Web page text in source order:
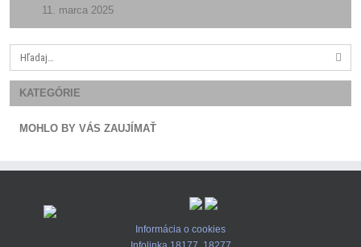
11. marca 2025
Search
KATEGÓRIE
MOHLO BY VÁS ZAUJÍMAŤ
Informácia o cookies